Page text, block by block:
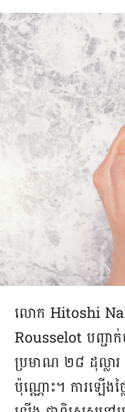
លោក Hitoshi
Rousselot បញ្ជា
ប្រមាណ ២៨ ​ដុល្លា
ប៉ុណ្ណោះ។ ការឡើង​ថ្